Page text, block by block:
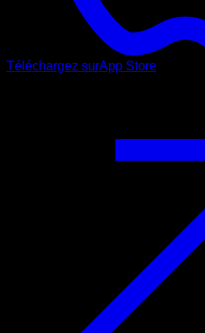
Téléchargez surApp Store